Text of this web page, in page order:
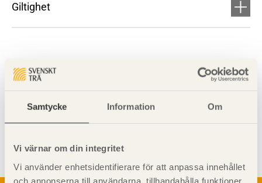
Samtycke Information Om
Vi värnar om din integritet
Vi använder enhetsidentifierare för att anpassa innehållet
och annonserna till användarna, tillhandahålla funktioner
Giltighet